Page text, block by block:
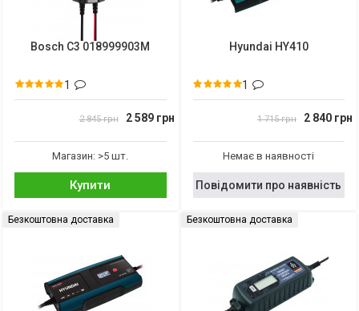
Bosch C3 018999903M
1
2 845 грн 2 589 грн
Магазин: >5 шт.
Купити
Hyundai HY410
1
1 715 грн 2 840 грн
Немає в наявності
Повідомити про наявність
Безкоштовна доставка Безкоштовна доставка